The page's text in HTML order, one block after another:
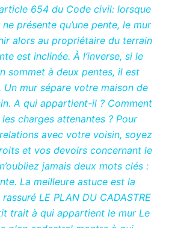
654 du Code civil: lorsque
présente qu’une pente, le mur
alors au propriétaire du terrain
est inclinée. À l’inverse, si le
sommet à deux pentes, il est
Un mur sépare votre maison de
A qui appartient-il ? Comment
charges attenantes ? Pour
avec votre voisin, soyez
et vos devoirs concernant le
jamais deux mots clés :
La meilleure astuce est la
LE PLAN DU CADASTRE
trait à qui appartient le mur Le